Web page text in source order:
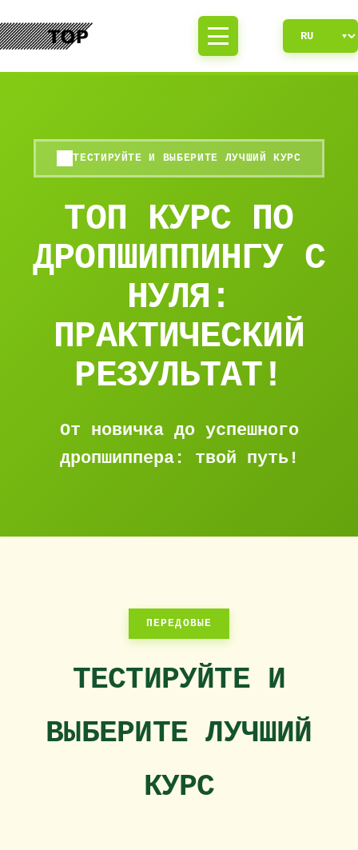
ТЕСТИРУЙТЕ И ВЫБЕРИТЕ ЛУЧШИЙ КУРС
ТОП КУРС ПО
ДРОПШИППИНГУ С
НУЛЯ:
ПРАКТИЧЕСКИЙ
РЕЗУЛЬТАТ!
От новичка до успешного
дропшиппера: твой путь!
ПЕРЕДОВЫЕ
ТЕСТИРУЙТЕ И
ВЫБЕРИТЕ ЛУЧШИЙ
КУРС